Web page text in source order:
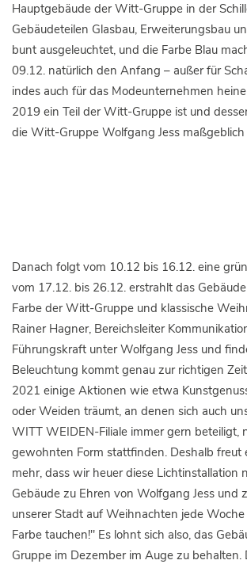
Hauptgebäude der Witt-Gruppe in der
Gebäudeteilen Glasbau, Erweiterungsbau
bunt ausgeleuchtet, und die Farbe Blau
09.12. natürlich den Anfang – außer für
indes auch für das Modeunternehmen
2019 ein Teil der Witt-Gruppe ist und
die Witt-Gruppe Wolfgang Jess
Danach folgt vom 10.12 bis 16.12. eine
vom 17.12. bis 26.12. erstrahlt das
Farbe der Witt-Gruppe und klassische
Rainer Hagner, Bereichsleiter
Führungskraft unter Wolfgang Jess und
Beleuchtung kommt genau zur richtigen
2021 einige Aktionen wie etwa
oder Weiden träumt, an denen sich auch
WITT WEIDEN-Filiale immer gern beteiligt,
gewohnten Form stattfinden. Deshalb freut
mehr, dass wir heuer diese Lichtinstallation
Gebäude zu Ehren von Wolfgang Jess und
unserer Stadt auf Weihnachten jede
Farbe tauchen!" Es lohnt sich also, das
Gruppe im Dezember im Auge zu behalten.